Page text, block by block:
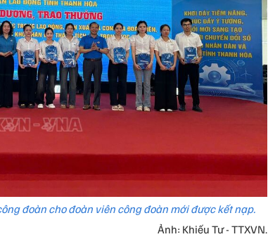
đoàn cho đoàn viên công đoàn mới được kết nạp.
Ảnh: Khiếu Tư - TTXVN.